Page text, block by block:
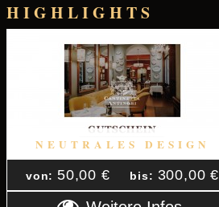
HIGHLIGHTS
NEUTRALES DESIGN
von: 50,00 € bis: 300,00 €